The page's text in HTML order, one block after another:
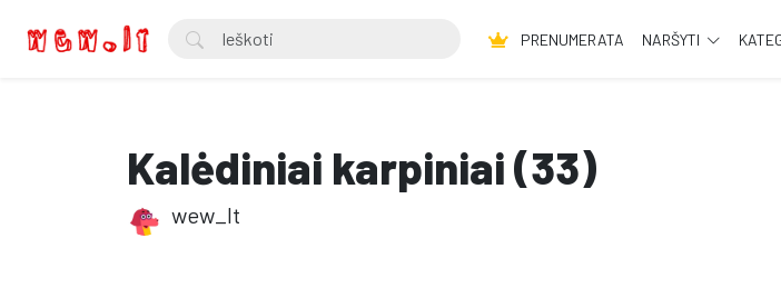
PRENUMERATA NARŠYTI
Kalėdiniai karpiniai (33)
wew_lt